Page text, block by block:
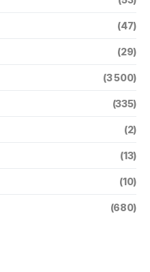
(47)
(29)
(3 500)
(335)
(2)
(13)
(10)
(680)